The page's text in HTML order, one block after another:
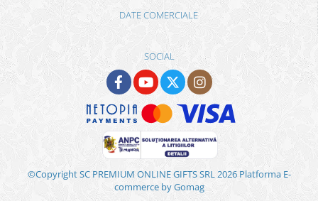
DATE COMERCIALE
SOCIAL
©Copyright SC PREMIUM ONLINE GIFTS SRL 2026 Platforma E-
commerce by Gomag